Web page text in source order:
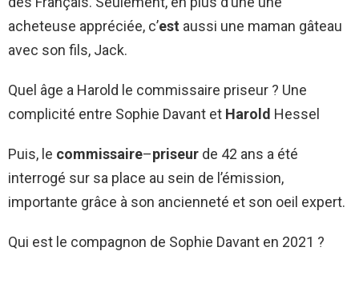
acheteuse appréciée, c’est aussi une maman gâteau
avec son fils, Jack.
Quel âge a Harold le commissaire priseur ? Une
complicité entre Sophie Davant et Harold Hessel
Puis, le commissaire–priseur de 42 ans a été
interrogé sur sa place au sein de l’émission,
importante grâce à son ancienneté et son oeil expert.
Qui est le compagnon de Sophie Davant en 2021 ?